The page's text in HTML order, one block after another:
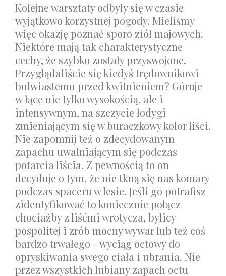
Kolejne warsztaty odbyły się w czasie
wyjątkowo korzystnej pogody. Mieliśmy
więc okazję poznać sporo ziół majowych.
Niektóre mają tak charakterystyczne
cechy, że szybko zostały przyswojone.
Przyglądaliście się kiedyś trędownikowi
bulwiastemu przed kwitnieniem? Góruje
w łące nie tylko wysokością, ale i
intensywnym, na szczycie łodygi
zmieniającym się w buraczkowy kolor liści.
Nie zapomnij też o zdecydowanym
zapachu uwalniającym się podczas
potarcia liścia. Z pewnością to on
decyduje o tym, że nie tkną się nas komary
podczas spaceru w lesie. Jeśli go potrafisz
zidentyfikować to koniecznie połącz
chociażby z liśćmi wrotycza, bylicy
pospolitej i zrób mocny wywar lub też coś
bardzo trwałego - wyciąg octowy do
opryskiwania swego ciała i ubrania. Nie
przez wszystkich lubiany zapach octu